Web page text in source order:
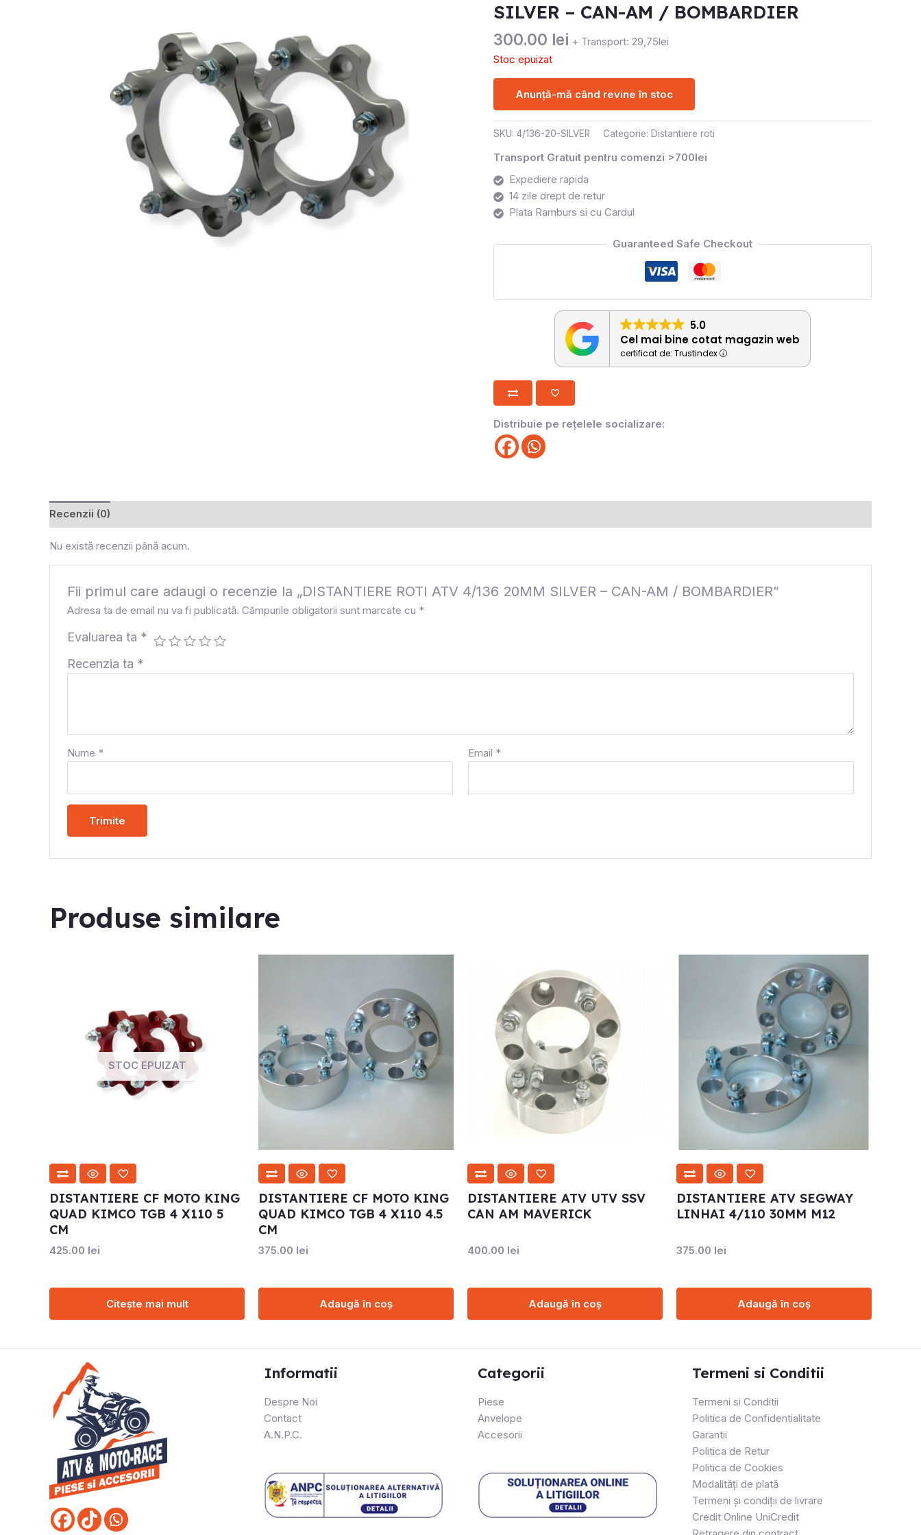
SILVER – CAN-AM / BOMBARDIER
300.00 lei + Transport: 29,75lei
Stoc epuizat
Anunță-mă când revine în stoc
SKU: 4/136-20-SILVER Categorie: Distantiere roti
Transport Gratuit pentru comenzi >700lei
Expediere rapida
14 zile drept de retur
Plata Ramburs si cu Cardul
Guaranteed Safe Checkout
5.0
Cel mai bine cotat magazin web
certificat de: Trustindex
Distribuie pe rețelele socializare:
Recenzii (0)
Nu există recenzii până acum.
Fii primul care adaugi o recenzie la „DISTANTIERE ROTI ATV 4/136 20MM SILVER – CAN-AM / BOMBARDIER”
Adresa ta de email nu va fi publicată. Câmpurile obligatorii sunt marcate cu *
Evaluarea ta *
Recenzia ta *
Nume * Email *
Produse similare
STOC EPUIZAT
DISTANTIERE CF MOTO KING
QUAD KIMCO TGB 4 X110 5
CM
425.00 lei
Citește mai mult
DISTANTIERE CF MOTO KING
QUAD KIMCO TGB 4 X110 4.5
CM
375.00 lei
Adaugă în coș
DISTANTIERE ATV UTV SSV
CAN AM MAVERICK
400.00 lei
Adaugă în coș
DISTANTIERE ATV SEGWAY
LINHAI 4/110 30MM M12
375.00 lei
Adaugă în coș
Informatii
Despre Noi
Contact
A.N.P.C.
Categorii
Piese
Anvelope
Accesorii
Termeni si Conditii
Termeni si Conditii
Politica de Confidentialitate
Garantii
Politica de Retur
Politica de Cookies
Modalități de plată
Termeni și condiții de livrare
Credit Online UniCredit